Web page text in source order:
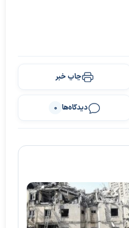
چاپ خبر
دیدگاه‌ها 0